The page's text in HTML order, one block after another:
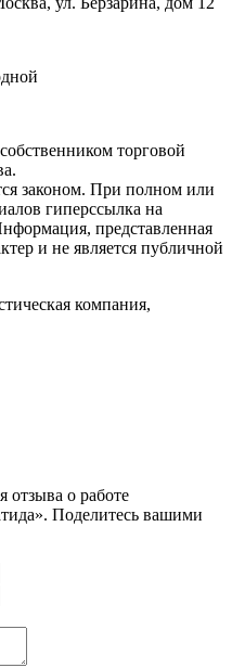
торговой
законом. При полном или
гиперссылка на
представленная
и не является публичной
компания,
отзыва о работе
Поделитесь вашими